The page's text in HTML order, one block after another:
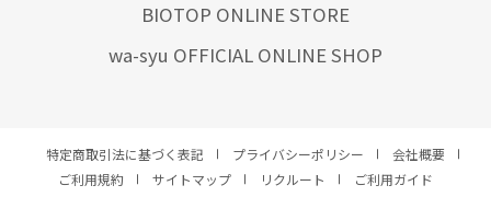
BIOTOP ONLINE STORE
wa-syu OFFICIAL ONLINE SHOP
特定商取引法に基づく表記 プライバシーポリシー
会社概要
ご利用規約
サイトマップ リクルート ご利用ガイド